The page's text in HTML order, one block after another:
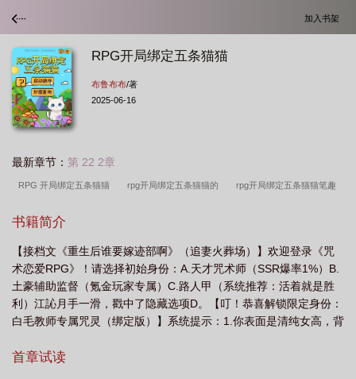
加入书架
RPG开局绑定五条猫猫
布鲁布布/著
2025-06-16
最新章节： 第 22 2章
RPG 开局绑定五条猫猫 rpg开局绑定五条猫猫的 rpg开局绑定五条猫猫笔趣
猫番外 rpg开局绑定五条猫猫免费
定五条猫猫txt rpg开局绑定五条猫猫 rpg开局绑定五条猫猫TXT rpg开局绑
定五条猫猫的游戏 rpg开局绑定五条猫猫番外篇 rpg开局绑定五条猫猫布鲁布
布 开局绑定五条猫猫免费阅读
书籍简介
【接档文《重生后谁要嫁迹部啊》（追妻火葬场）】欢迎登录《咒
术恋爱RPG》！请选择初始身份：A.天才咒术师（SSR爆率1%）B.
土豪辅助监督（氪金玩家专属）C.路人甲（系统推荐：活着就是胜
利）江訫月手一滑，戳中了隐藏选项D。【叮！恭喜解锁限定身份：
白毛教师专属咒灵（绑定版）】系统提示：1.你表面是清纯女高，背
全球恐怖传说）。2.必须收集1000000个“许愿碎片”才能回家3.碎片
首章试读